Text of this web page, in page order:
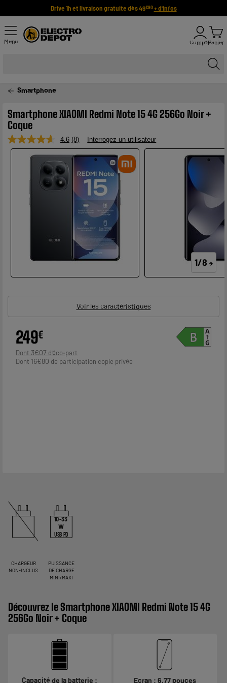
Drive 1h et livraison gratuite dès 49€90 + d'infos
Menu ComptePanier
Smartphone
Smartphone XIAOMI Redmi Note 15 4G 256Go Noir +
Coque
4.6 Lire
8
avis.
sur
même
page.
(8) Interrogez un utilisateur
1/8
Voir les caractéristiques
249€
Dont 3€07
Dont 16€80
CHARGEUR
NON-INCLUS
10-33
W
USB PD
PUISSANCE
DE CHARGE
MINI/MAXI
Découvrez le Smartphone XIAOMI Redmi Note 15 4G
256Go Noir + Coque
Capacité de la batterie :
Ecran : 6,77 pouces